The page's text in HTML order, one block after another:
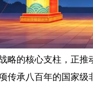
略的核心支柱，正
传承八百年的国家级